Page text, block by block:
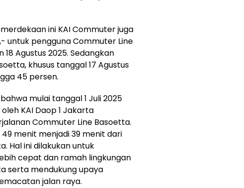
ini KAI Commuter juga
untuk pengguna Commuter Line
Agustus 2025. Sedangkan
khusus tanggal 17 Agustus
45 persen.
mulai tanggal 1 Juli 2025
KAI Daop 1 Jakarta
Commuter Line Basoetta.
menit menjadi 39 menit dari
Hal ini dilakukan untuk
cepat dan ramah lingkungan
serta mendukung upaya
jalan raya.